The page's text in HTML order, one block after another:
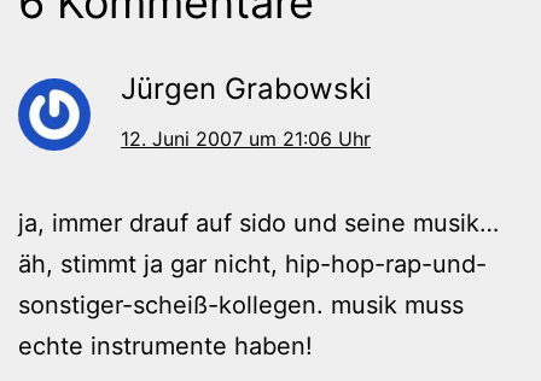
Jürgen Grabowski
12. Juni 2007 um 21:06 Uhr
ja, immer drauf auf sido und seine musik…
äh, stimmt ja gar nicht, hip-hop-rap-und-
sonstiger-scheiß-kollegen. musik muss
echte instrumente haben!